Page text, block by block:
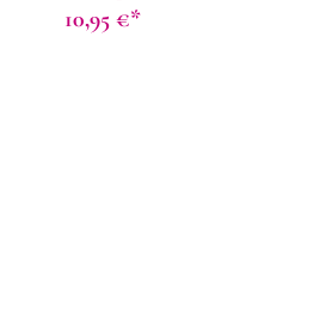
10,95 €